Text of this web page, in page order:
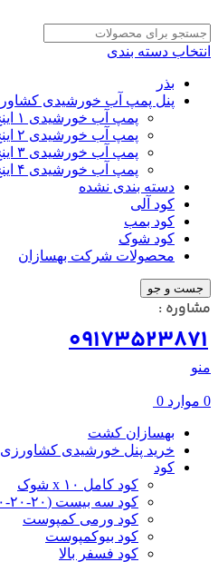
انتخاب دسته بندی
بذر
پنل پمپ آب خورشیدی
پمپ آب خورشیدی ۱ اینچ
پمپ آب خورشیدی ۲ اینچ
پمپ آب خورشیدی ۳ اینچ
پمپ آب خورشیدی ۴ اینچ
دسته بندی نشده
کود آلی
کود بمب
کود شوک
محصولات شرکت بهسازان
جست و جو
مشاوره :
09173523871
منو
0 موارد 0
بهسازان کشت
خرید پنل خورشیدی کشاورزی
کود
کود کامل ۱۰ x شوک
کود سه بیست (۲۰-۲۰-۲۰)
کود ورمی کمپوست
کود بیوکمپوست
کود فسفر بالا